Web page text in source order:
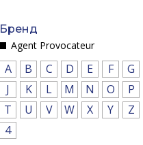
Бренд
Agent Provocateur
A B C D E F G
J
K L M N O P
T
U V W X Y Z
4